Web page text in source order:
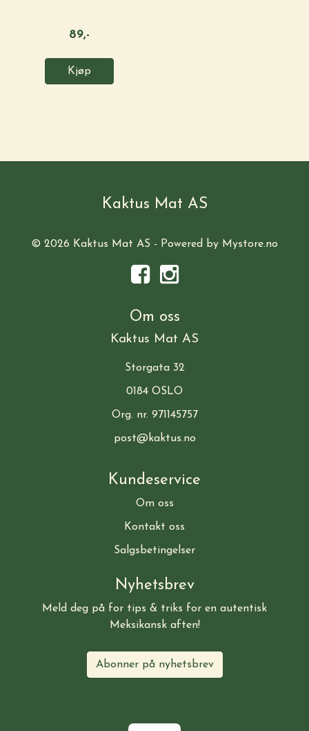
89,-
Kjøp
Kaktus Mat AS
© 2026 Kaktus Mat AS - Powered by Mystore.no
Om oss
Kaktus Mat AS
Storgata 32
0184 OSLO
Org. nr. 971145757
post@kaktus.no
Kundeservice
Om oss
Kontakt oss
Salgsbetingelser
Nyhetsbrev
Meld deg på for tips & triks for en autentisk
Meksikansk aften!
Abonner på nyhetsbrev